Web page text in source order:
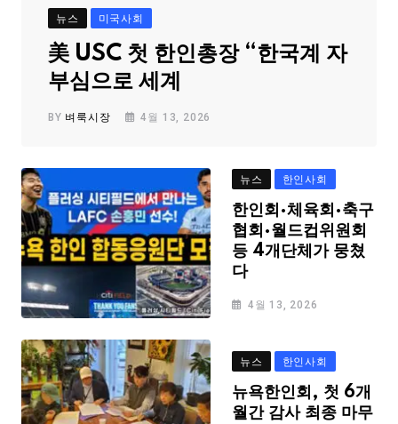
뉴스 미국사회
美 USC 첫 한인총장 “한국계 자
부심으로 세계
BY 벼룩시장 4월 13, 2026
뉴스 한인사회
한인회·체육회·축구
협회·월드컵위원회
등 4개단체가 뭉쳤
다
4월 13, 2026
뉴스 한인사회
뉴욕한인회, 첫 6개
월간 감사 최종 마무